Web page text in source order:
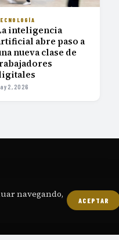
inteligencia
abre paso a
nueva clase de
2, 2026
TÉRMINOS COOKIES
navegando,
ACEPTAR